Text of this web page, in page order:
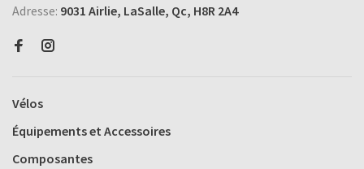
Adresse: 9031 Airlie, LaSalle, Qc, H8R 2A4
Vélos
Équipements et Accessoires
Composantes